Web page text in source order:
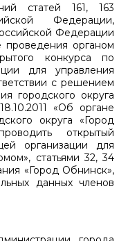
статей 161, 163
Федерации,
Федерации
органом
конкурса по
для управления
с решением
городского округа
«Об органе
округа «Город
открытый
организации для
статьями 32, 34
«Город Обнинск»,
данных членов